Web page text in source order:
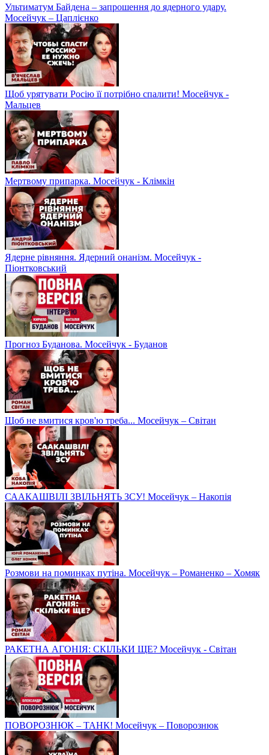
Ультиматум Байдена – запрошення до ядерного удару.
Мосейчук – Цаплієнко
Щоб урятувати Росію її потрібно спалити! Мосейчук -
Мальцев
Мертвому припарка. Мосейчук - Клімкін
Ядерне рівняння. Ядерний онанізм. Мосейчук -
Піонтковський
Прогноз Буданова. Мосейчук - Буданов
Щоб не вмитися кров'ю треба... Мосейчук – Світан
СААКАШВІЛІ ЗВІЛЬНЯТЬ ЗСУ! Мосейчук – Накопія
Розмови на поминках путіна. Мосейчук – Романенко – Хомяк
РАКЕТНА АГОНІЯ: СКІЛЬКИ ЩЕ? Мосейчук - Світан
ПОВОРОЗНЮК – ТАНК! Мосейчук – Поворознюк